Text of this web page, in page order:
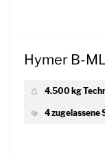
Hymer B-
4.500 kg
4 zugelassene